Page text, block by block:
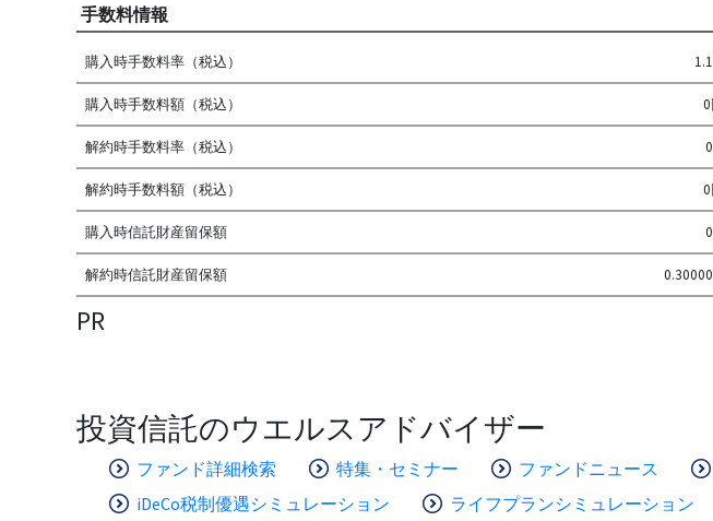
手数料情報
購入時手数料率（税込）
購入時手数料額（税込）
解約時手数料率（税込）
解約時手数料額（税込）
購入時信託財産留保額
解約時信託財産留保額
PR
投資信託のウエルスアドバイザー
ファンド詳細検索 特集・セミナー ファンドニュース
iDeCo税制優遇シミュレーション
ライフプランシミュレーション